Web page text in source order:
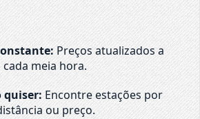
Preços atualizados a
cada meia hora.
quiser: Encontre estações por
ou preço.